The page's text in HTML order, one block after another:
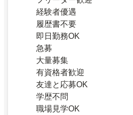
経験者優遇
履歴書不要
即日勤務OK
急募
大量募集
有資格者歓迎
友達と応募OK
学歴不問
職場見学OK